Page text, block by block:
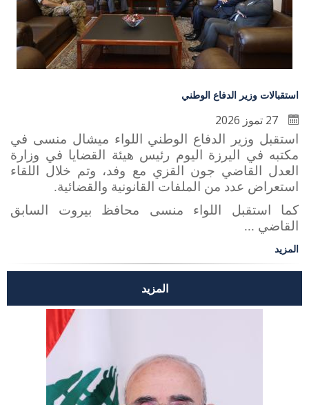
استقبالات وزير الدفاع الوطني
استقبل وزير الدفاع الوطني اللواء ميشال منسى في
مكتبه في اليرزة اليوم رئيس هيئة القضايا في وزارة
العدل القاضي جون القزي مع وفد، وتم خلال اللقاء
استعراض عدد من الملفات القانونية والقضائية.
كما استقبل اللواء منسى محافظ بيروت السابق
القاضي ...
المزيد
المزيد